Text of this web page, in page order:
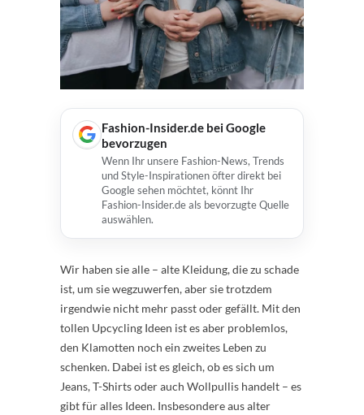
Fashion-Insider.de bei Google
bevorzugen
Wenn Ihr unsere Fashion-News, Trends
und Style-Inspirationen öfter direkt bei
Google sehen möchtet, könnt Ihr
Fashion-Insider.de als bevorzugte Quelle
auswählen.
Wir haben sie alle – alte Kleidung, die zu schade
ist, um sie wegzuwerfen, aber sie trotzdem
irgendwie nicht mehr passt oder gefällt. Mit den
tollen Upcycling Ideen ist es aber problemlos,
den Klamotten noch ein zweites Leben zu
schenken. Dabei ist es gleich, ob es sich um
Jeans, T-Shirts oder auch Wollpullis handelt – es
gibt für alles Ideen. Insbesondere aus alter